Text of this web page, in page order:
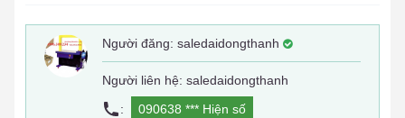
Người đăng: saledaidongthanh
Người liên hệ: saledaidongthanh
:
090638 *** Hiện số